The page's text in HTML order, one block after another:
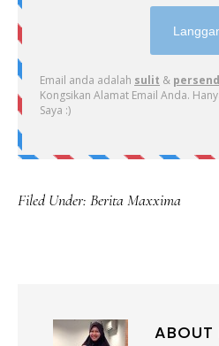
Filed Under: Berita Maxxima
ABOUT